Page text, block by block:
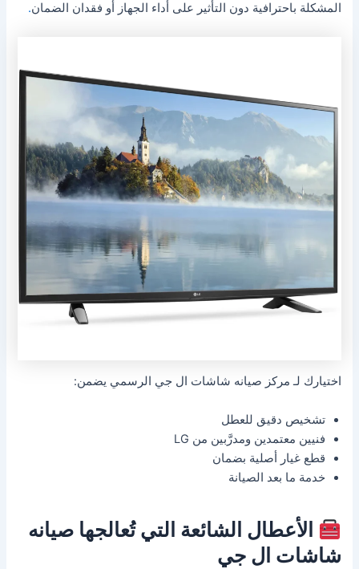
المشكلة باحترافية دون التأثير على أداء الجهاز أو فقدان الضمان.
اختيارك لـ مركز صيانه شاشات ال جي الرسمي يضمن:
تشخيص دقيق للعطل
فنيين معتمدين ومدرَّبين من LG
قطع غيار أصلية بضمان
خدمة ما بعد الصيانة
الأعطال الشائعة التي تُعالجها صيانه
شاشات ال جي